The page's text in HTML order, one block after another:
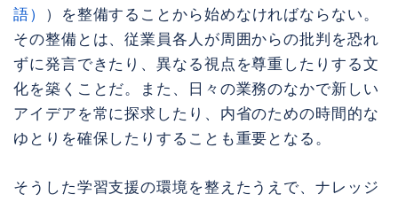
語）
）を整備することから始めなければならない。
その整備とは、従業員各人が周囲からの批判を恐れ
ずに発言できたり、異なる視点を尊重したりする文
化を築くことだ。また、日々の業務のなかで新しい
アイデアを常に探求したり、内省のための時間的な
ゆとりを確保したりすることも重要となる。
そうした学習支援の環境を整えたうえで、ナレッジ